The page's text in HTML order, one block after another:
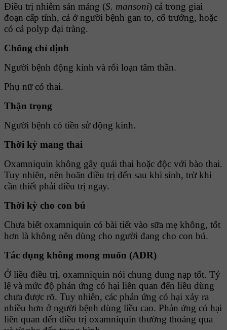
Ðiều trị nhiễm sán máng (S. mansoni) cả trong giai
đoạn cấp tính, cả ở người bệnh gan to, cổ trướng, hoặc
có cả polyp đại tràng.
Chống chỉ định
Người bệnh động kinh và rối loạn tâm thần.
Phụ nữ có thai.
Thận trọng
Người bệnh có tiền sử động kinh.
Thời kỳ mang thai
Oxamniquin không gây quái thai hoặc độc với bào thai.
Tuy nhiên, nên hoãn điều trị đến sau khi sinh, trừ khi
cần thiết phải điều trị ngay.
Thời kỳ cho con bú
Chưa biết oxamniquin có bài tiết vào sữa mẹ không, tốt
hơn là không nên dùng cho người đang cho con bú.
Tác dụng không mong muốn (ADR)
Ở liều điều trị, oxamniquin nói chung dung nạp tốt. Tỷ
lệ và mức độ phản ứng có hại liên quan đến liều dùng
chưa được rõ. Tuy nhiên, các phản ứng có hại xảy ra
nhiều hơn ở người bệnh dùng liều cao. Phản ứng có hại
liên quan đến điều trị oxamniquin thường thoáng qua